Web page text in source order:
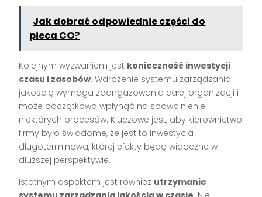
Jak dobrać odpowiednie części do
pieca CO?
Kolejnym wyzwaniem jest konieczność inwestycji
czasu i zasobów. Wdrożenie systemu zarządzania
jakością wymaga zaangażowania całej organizacji i
może początkowo wpłynąć na spowolnienie
niektórych procesów. Kluczowe jest, aby kierownictwo
firmy było świadome, że jest to inwestycja
długoterminowa, której efekty będą widoczne w
dłuższej perspektywie.
Istotnym aspektem jest również utrzymanie